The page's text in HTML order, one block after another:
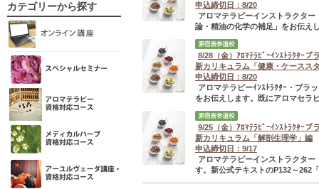
カテゴリーから探す
申込締切日：8/20
アロマテラピーインストラクタ
論・精油の化学の補足」をお伝え
8/28（金）ｱﾛﾏﾃﾗﾋﾟｰｲﾝｽﾄﾗｸﾀｰブ
新カリキュラム「健康・ケースス
申込締切日：8/20
アロマテラピーｲﾝｽﾄﾗｸﾀｰ・ブ
をお伝えします。既にアロマセラ
9/25（金）ｱﾛﾏﾃﾗﾋﾟｰｲﾝｽﾄﾗｸﾀｰブ
新カリキュラム「解剖生理学」編
申込締切日：9/17
アロマテラピーインストラクタ
す。新公式テキストのP132～262